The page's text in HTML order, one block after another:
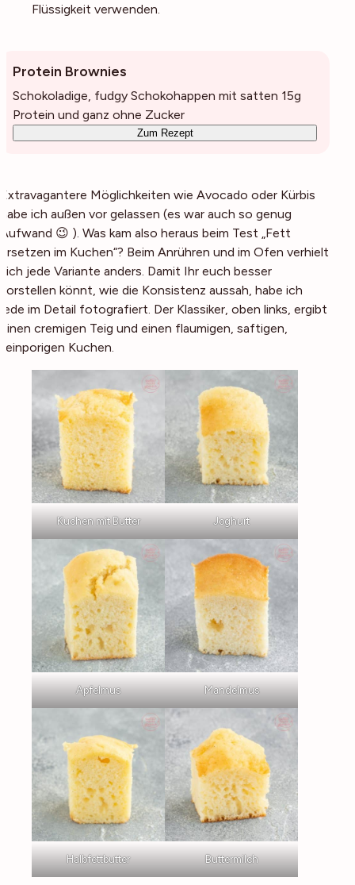
Flüssigkeit verwenden.
Protein Brownies
Schokoladige, fudgy Schokohappen mit satten 15g
Protein und ganz ohne Zucker
Zum Rezept
Extravagantere Möglichkeiten wie Avocado oder Kürbis
habe ich außen vor gelassen (es war auch so genug
Aufwand 😉 ). Was kam also heraus beim Test „Fett
ersetzen im Kuchen“? Beim Anrühren und im Ofen verhielt
sich jede Variante anders. Damit Ihr euch besser
vorstellen könnt, wie die Konsistenz aussah, habe ich
jede im Detail fotografiert. Der Klassiker, oben links, ergibt
einen cremigen Teig und einen flaumigen, saftigen,
feinporigen Kuchen.
Kuchen mit Butter Joghurt
Apfelmus Mandelmus
Halbfettbutter Buttermilch